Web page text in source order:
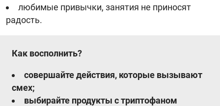
любимые привычки, занятия не приносят
радость.
Как восполнить?
совершайте действия, которые вызывают
смех;
выбирайте продукты с триптофаном